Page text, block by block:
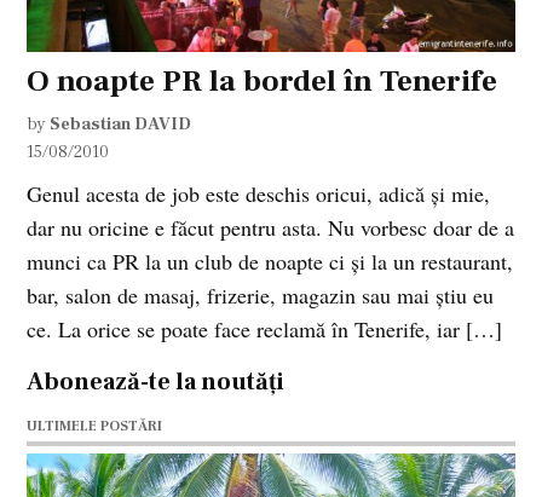
O noapte PR la bordel în Tenerife
by Sebastian DAVID
15/08/2010
Genul acesta de job este deschis oricui, adică şi mie,
dar nu oricine e făcut pentru asta. Nu vorbesc doar de a
munci ca PR la un club de noapte ci şi la un restaurant,
bar, salon de masaj, frizerie, magazin sau mai ştiu eu
ce. La orice se poate face reclamă în Tenerife, iar […]
Abonează-te la noutăți
ULTIMELE POSTĂRI